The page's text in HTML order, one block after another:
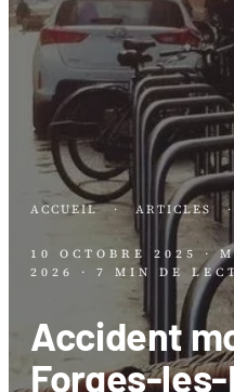
ACCUEIL · ARTICLES ·
10 OCTOBRE 2025 ·
2026
· 7 MIN DE
Accident
Forges-